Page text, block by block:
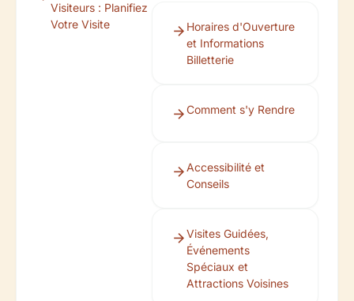
Visiteurs : Planifiez
Votre Visite
Horaires d'Ouverture
et Informations
Billetterie
Comment s'y Rendre
Accessibilité et
Conseils
Visites Guidées,
Événements
Spéciaux et
Attractions Voisines